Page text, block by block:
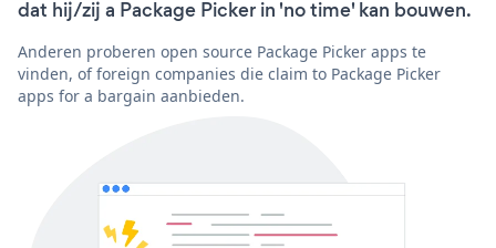
dat hij/zij a Package Picker in 'no time' kan bouwen.
Anderen proberen open source Package Picker apps te
vinden, of foreign companies die claim to Package Picker
apps for a bargain aanbieden.